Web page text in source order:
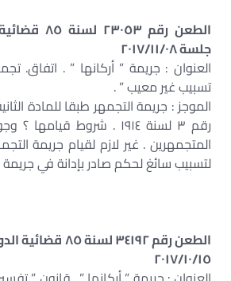
الطعن رقم
جلسة ٢٠١٧/١١/٠٨
العنوان : جريمة ” أركانها ” . اتفاق.
تسبيب غير معيب ” .
الموجز : جريمة التجمهر طبقا للمادة
رقم ٣ لسنة ١٩١٤ . شروط
المتجمهرين . غير لازم لقيام جريمة
لتسبيب سائغ لحكم صادر بإدانة في جريمة
الطعن رقم ٣٤١٩٢
٢٠١٧/١٠/١٥